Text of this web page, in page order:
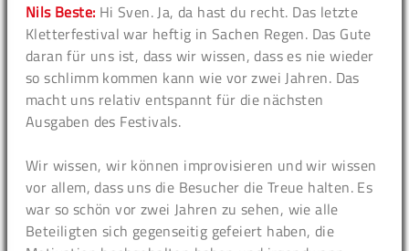
Nils Beste: Hi Sven. Ja, da hast du recht. Das letzte
Kletterfestival war heftig in Sachen Regen. Das Gute
daran für uns ist, dass wir wissen, dass es nie wieder
so schlimm kommen kann wie vor zwei Jahren. Das
macht uns relativ entspannt für die nächsten
Ausgaben des Festivals.
Wir wissen, wir können improvisieren und wir wissen
vor allem, dass uns die Besucher die Treue halten. Es
war so schön vor zwei Jahren zu sehen, wie alle
Beteiligten sich gegenseitig gefeiert haben, die